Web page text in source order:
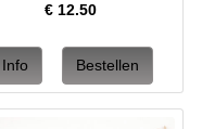
€ 12.50